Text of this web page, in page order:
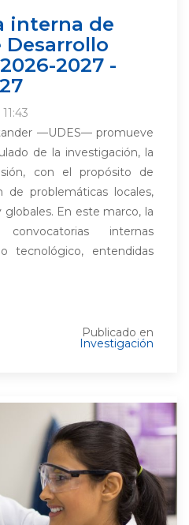
interna de
Desarrollo
2027 -
—UDES— promueve
de la investigación, la
con el propósito de
de problemáticas locales,
globales. En este marco, la
internas
tecnológico, entendidas
Publicado en
Investigación